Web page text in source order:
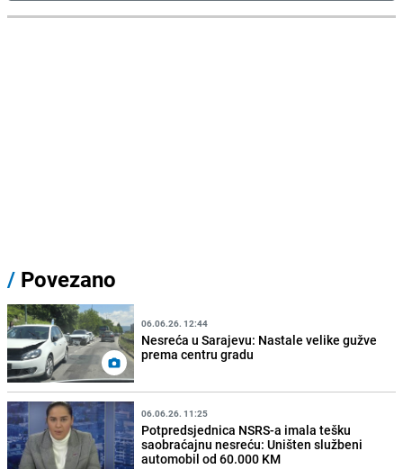
/ Povezano
06.06.26. 12:44
Nesreća u Sarajevu: Nastale velike gužve
prema centru gradu
06.06.26. 11:25
Potpredsjednica NSRS-a imala tešku
saobraćajnu nesreću: Uništen službeni
automobil od 60.000 KM